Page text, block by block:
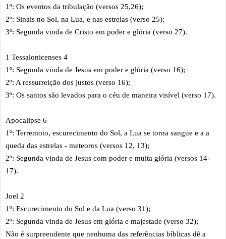
1º: Os eventos da tribulação (versos 25,26);
2º: Sinais no Sol, na Lua, e nas estrelas (verso 25);
3º: Segunda vinda de Cristo em poder e glória (verso 27).
1 Tessalonicenses 4
1º: Segunda vinda de Jesus em poder e glória (verso 16);
2º: A ressurreição dos justos (verso 16);
3º: Os santos são levados para o céu de maneira visível (verso 17).
Apocalipse 6
1º: Terremoto, escurecimento do Sol, a Lua se torna sangue e a a
queda das estrelas - meteoros (versos 12, 13);
2º: Segunda vinda de Jesus com poder e muita glória (versos 14-
17).
Joel 2
1º: Escurecimento do Sol e da Lua (verso 31);
2º: Segunda vinda de Jesus em glória e majestade (verso 32);
Não é surpreendente que nenhuma das referências bíblicas dê a